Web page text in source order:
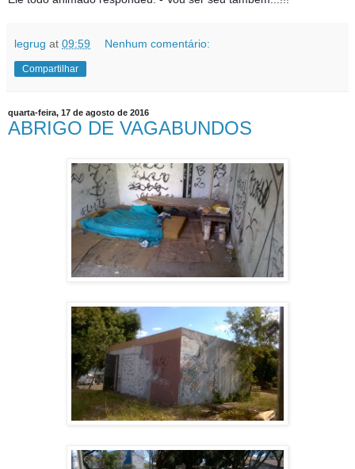
legrug at 09:59 Nenhum comentário:
Compartilhar
quarta-feira, 17 de agosto de 2016
ABRIGO DE VAGABUNDOS